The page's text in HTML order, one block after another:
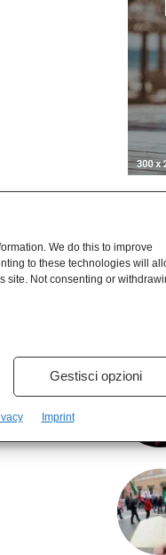
We do this to improve
to these technologies will
site. Not consenting or
Gestisci opzioni
Imprint